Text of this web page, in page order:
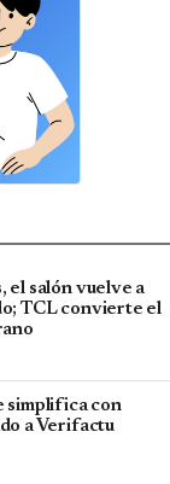
el salón vuelve a
TCL convierte el
simplifica con
a Verifactu